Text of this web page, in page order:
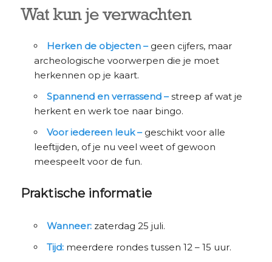
Wat kun je verwachten
Herken de objecten – geen cijfers, maar
archeologische voorwerpen die je moet
herkennen op je kaart.
Spannend en verrassend –streep af wat je
herkent en werk toe naar bingo.
Voor iedereen leuk – geschikt voor alle
leeftijden, of je nu veel weet of gewoon
meespeelt voor de fun.
Praktische informatie
Wanneer:zaterdag 25 juli.
Tijd:meerdere rondes tussen 12 – 15 uur.